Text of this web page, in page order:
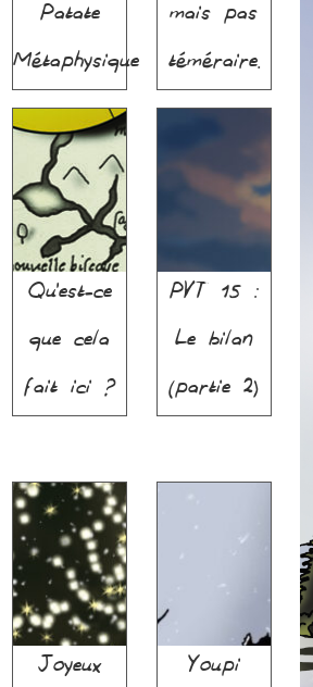
Patate
Métaphysique
mais pas
téméraire.
Qu’est-ce
que cela
fait ici ?
PVT 15 :
Le bilan
(partie 2)
Joyeux
Youpi